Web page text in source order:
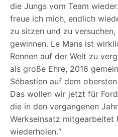
die Jungs vom Team
freue ich mich, endlich
zu sitzen und zu
gewinnen. Le Mans ist
Rennen auf der Welt zu
als große Ehre, 2016
Sébastien auf dem
Das wollen wir jetzt für
die in den vergangenen
Werkseinsatz mitgearbeitet
wiederholen.“